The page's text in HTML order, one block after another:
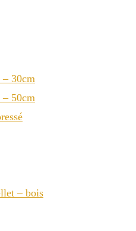
– 30cm
– 50cm
– bois